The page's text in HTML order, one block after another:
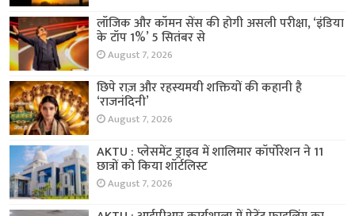
लॉजिक और कॉमन सेंस की होगी असली परीक्षा, ‘इंडिया
के टॉप 1%’ 5 सितंबर से
August 7, 2026
छिपे राज़ और रहस्यमयी शक्तियों की कहानी है
‘राजनंदिनी’
August 7, 2026
AKTU : प्लेसमेंट ड्राइव में शालिमार कॉर्पोरेशन ने 11
छात्रों को किया शॉर्टलिस्ट
August 7, 2026